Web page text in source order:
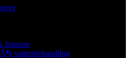
Jansson
vattenbehandling